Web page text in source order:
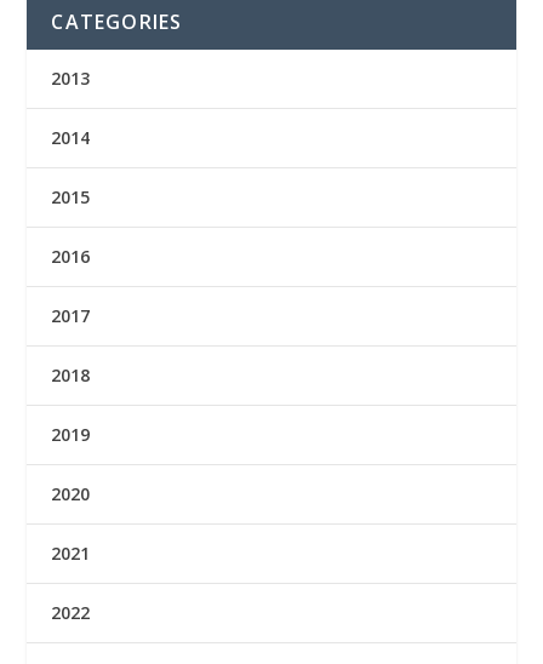
CATEGORIES
2013
2014
2015
2016
2017
2018
2019
2020
2021
2022